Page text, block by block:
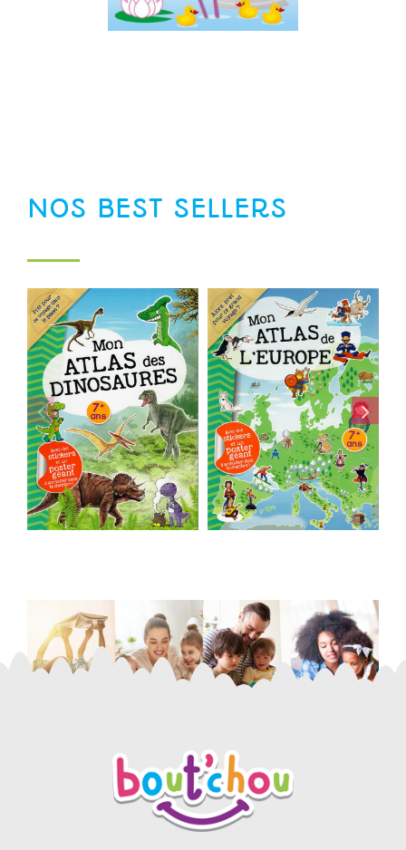
NOS BEST SELLERS